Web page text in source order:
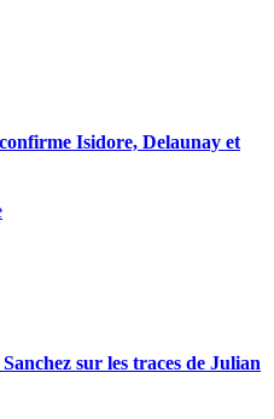
Isidore, Delaunay et
sur les traces de Julian